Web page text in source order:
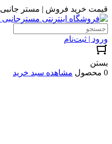
قیمت خرید فروش | مستر جانبی
ورود | ثبت‌نام
بستن
0 محصول
مشاهده سبد خرید